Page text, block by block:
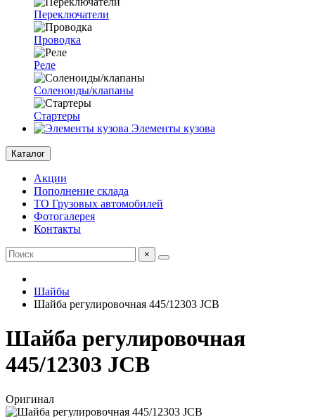
Переключатели
Проводка
Реле
Соленоиды/клапаны
Стартеры
Элементы кузова
Каталог
Акции
Пополнение склада
ТО Грузовых автомобилей
Фотогалерея
Контакты
×
Шайбы
Шайба регулировочная 445/12303 JCB
Шайба регулировочная
445/12303 JCB
Оригинал